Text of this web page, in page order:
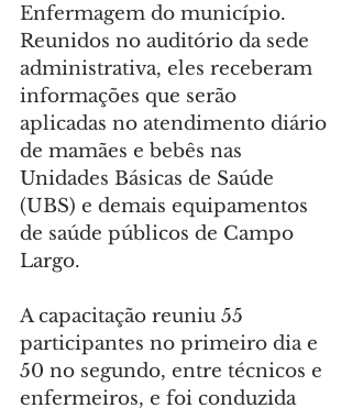
Enfermagem do município.
Reunidos no auditório da sede
administrativa, eles receberam
informações que serão
aplicadas no atendimento diário
de mamães e bebês nas
Unidades Básicas de Saúde
(UBS) e demais equipamentos
de saúde públicos de Campo
Largo.
A capacitação reuniu 55
participantes no primeiro dia e
50 no segundo, entre técnicos e
enfermeiros, e foi conduzida